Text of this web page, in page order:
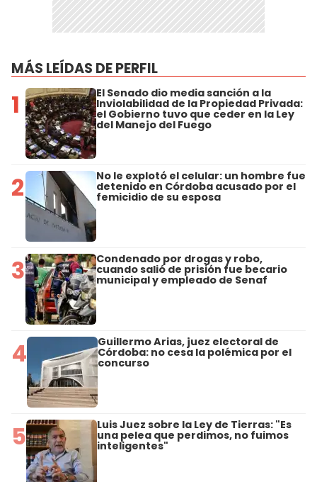
MÁS LEÍDAS DE PERFIL
1 El Senado dio media sanción a la
Inviolabilidad de la Propiedad Privada:
el Gobierno tuvo que ceder en la Ley
del Manejo del Fuego
2 No le explotó el celular: un hombre fue
detenido en Córdoba acusado por el
femicidio de su esposa
3 Condenado por drogas y robo,
cuando salió de prisión fue becario
municipal y empleado de Senaf
4 Guillermo Arias, juez electoral de
Córdoba: no cesa la polémica por el
concurso
5 Luis Juez sobre la Ley de Tierras: "Es
una pelea que perdimos, no fuimos
inteligentes"